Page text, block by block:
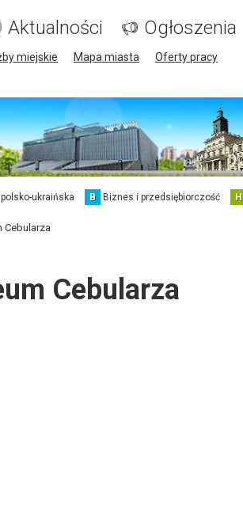
Aktualności Ogłoszenia
miejskie Mapa miasta Oferty pracy
ukraińska B Biznes i przedsiębiorczość H
Cebularza
Cebularza